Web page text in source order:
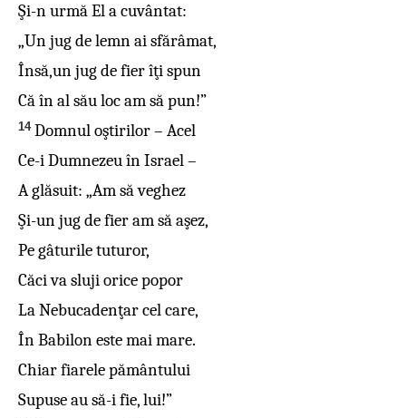
Şi-n urmă El a cuvântat:
„Un jug de lemn ai sfărâmat,
Însă,un jug de fier îţi spun
Că în al său loc am să pun!”
14 Domnul oştirilor – Acel
Ce-i Dumnezeu în Israel –
A glăsuit: „Am să veghez
Şi-un jug de fier am să aşez,
Pe gâturile tuturor,
Căci va sluji orice popor
La Nebucadenţar cel care,
În Babilon este mai mare.
Chiar fiarele pământului
Supuse au să-i fie, lui!”